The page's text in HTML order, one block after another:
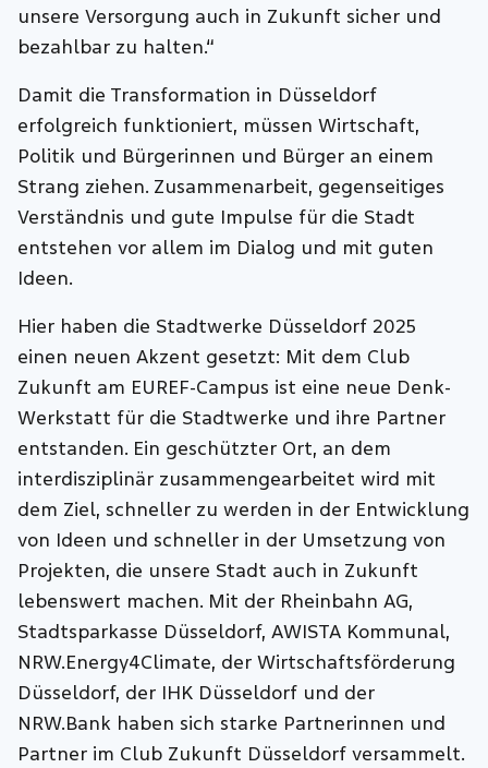
unsere Versorgung auch in Zukunft sicher und
bezahlbar zu halten.“
Damit die Transformation in Düsseldorf
erfolgreich funktioniert, müssen Wirtschaft,
Politik und Bürgerinnen und Bürger an einem
Strang ziehen. Zusammenarbeit, gegenseitiges
Verständnis und gute Impulse für die Stadt
entstehen vor allem im Dialog und mit guten
Ideen.
Hier haben die Stadtwerke Düsseldorf 2025
einen neuen Akzent gesetzt: Mit dem Club
Zukunft am EUREF-Campus ist eine neue Denk-
Werkstatt für die Stadtwerke und ihre Partner
entstanden. Ein geschützter Ort, an dem
interdisziplinär zusammengearbeitet wird mit
dem Ziel, schneller zu werden in der Entwicklung
von Ideen und schneller in der Umsetzung von
Projekten, die unsere Stadt auch in Zukunft
lebenswert machen. Mit der Rheinbahn AG,
Stadtsparkasse Düsseldorf, AWISTA Kommunal,
NRW.Energy4Climate, der Wirtschaftsförderung
Düsseldorf, der IHK Düsseldorf und der
NRW.Bank haben sich starke Partnerinnen und
Partner im Club Zukunft Düsseldorf versammelt.